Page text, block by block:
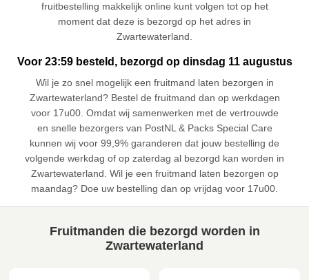
fruitbestelling makkelijk online kunt volgen tot op het
moment dat deze is bezorgd op het adres in
Zwartewaterland.
Voor 23:59 besteld, bezorgd op dinsdag 11 augustus
Wil je zo snel mogelijk een fruitmand laten bezorgen in
Zwartewaterland? Bestel de fruitmand dan op werkdagen
voor 17u00. Omdat wij samenwerken met de vertrouwde
en snelle bezorgers van PostNL & Packs Special Care
kunnen wij voor 99,9% garanderen dat jouw bestelling de
volgende werkdag of op zaterdag al bezorgd kan worden in
Zwartewaterland. Wil je een fruitmand laten bezorgen op
maandag? Doe uw bestelling dan op vrijdag voor 17u00.
Fruitmanden die bezorgd worden in
Zwartewaterland